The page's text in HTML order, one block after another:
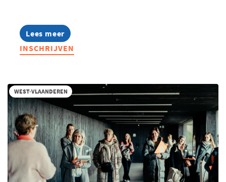
Lees meer
about
Opleiding:
Het
opfrissing
basisregels
(en
nieuwigheden)
INSCHRIJVEN
WEST-VLAANDEREN